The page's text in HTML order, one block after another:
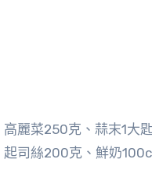
麗菜250克、蒜末1大
司絲200克、鮮奶